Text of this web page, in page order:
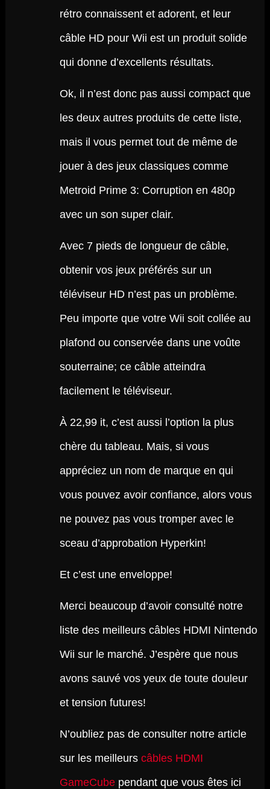
rétro connaissent et adorent, et leur
câble HD pour Wii est un produit solide
qui donne d’excellents résultats.
Ok, il n’est donc pas aussi compact que
les deux autres produits de cette liste,
mais il vous permet tout de même de
jouer à des jeux classiques comme
Metroid Prime 3: Corruption en 480p
avec un son super clair.
Avec 7 pieds de longueur de câble,
obtenir vos jeux préférés sur un
téléviseur HD n’est pas un problème.
Peu importe que votre Wii soit collée au
plafond ou conservée dans une voûte
souterraine; ce câble atteindra
facilement le téléviseur.
À 22,99 it, c’est aussi l’option la plus
chère du tableau. Mais, si vous
appréciez un nom de marque en qui
vous pouvez avoir confiance, alors vous
ne pouvez pas vous tromper avec le
sceau d’approbation Hyperkin!
Et c’est une enveloppe!
Merci beaucoup d’avoir consulté notre
liste des meilleurs câbles HDMI Nintendo
Wii sur le marché. J’espère que nous
avons sauvé vos yeux de toute douleur
et tension futures!
N’oubliez pas de consulter notre article
sur les meilleurs câbles HDMI
GameCubependant que vous êtes ici